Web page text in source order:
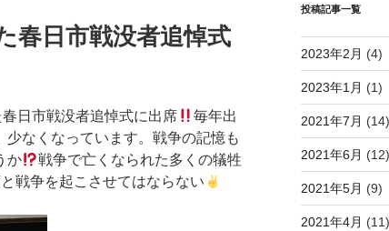
春日市戦没者追悼式
日市戦没者追悼式に出席
毎年出
なくなっています。戦争の記憶も
か
戦争で亡くなられた多くの犠牲
戦争を起こさせてはならない
投稿記事一覧
2023年2月 (4)
2023年1月 (1)
2021年7月 (14)
2021年6月 (12)
2021年5月 (9)
2021年4月 (11)